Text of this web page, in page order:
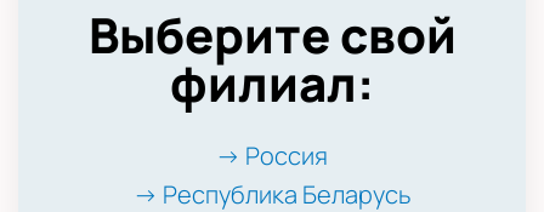
Выберите свой
филиал:
→ Россия
→ Республика Беларусь